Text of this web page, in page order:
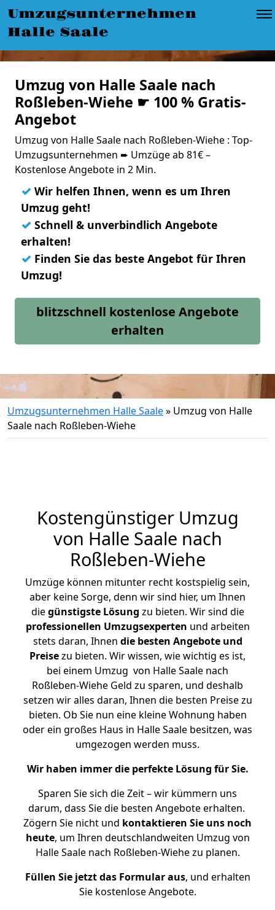
Umzugsunternehmen
Halle Saale
Umzug von Halle Saale nach
Roßleben-Wiehe ☛ 100 % Gratis-
Angebot
Umzug von Halle Saale nach Roßleben-Wiehe : Top-
Umzugsunternehmen ➨ Umzüge ab 81€ –
Kostenlose Angebote in 2 Min.
✓ Wir helfen Ihnen, wenn es um Ihren
Umzug geht!
✓ Schnell & unverbindlich Angebote
erhalten!
✓ Finden Sie das beste Angebot für Ihren
Umzug!
blitzschnell kostenlose Angebote
erhalten
Umzugsunternehmen Halle Saale» Umzug von Halle
Saale nach Roßleben-Wiehe
Kostengünstiger Umzug
von Halle Saale nach
Roßleben-Wiehe
Umzüge können mitunter recht kostspielig sein,
aber keine Sorge, denn wir sind hier, um Ihnen
diegünstigste Lösung zu bieten. Wir sind die
professionellen Umzugsexperten und arbeiten
stets daran, Ihnen die besten Angebote und
Preisezu bieten. Wir wissen, wie wichtig es ist,
bei einem Umzug von Halle Saale nach
Roßleben-Wiehe Geld zu sparen, und deshalb
setzen wir alles daran, Ihnen die besten Preise zu
bieten. Ob Sie nun eine kleine Wohnung haben
oder ein großes Haus in Halle Saale besitzen, was
umgezogen werden muss.
Wir haben immer die perfekte Lösung für Sie.
Sparen Sie sich die Zeit – wir kümmern uns
darum, dass Sie die besten Angebote erhalten.
Zögern Sie nicht und kontaktieren Sie uns noch
heute, um Ihren deutschlandweiten Umzug von
Halle Saale nach Roßleben-Wiehe zu planen.
Füllen Sie jetzt das Formular aus, und erhalten
Sie kostenlose Angebote.